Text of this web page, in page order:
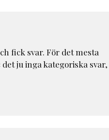
fick svar. För det mesta
ju inga kategoriska svar,